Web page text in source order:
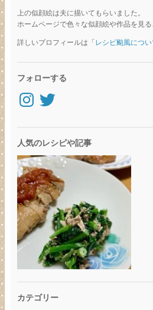
上の似顔絵は夫に描いてもらいました。
ホームページで色々な似顔絵や作品を見る
詳しいプロフィールは「レシピ颱風につい
フォローする
Instagram
Twitter
人気のレシピや記事
カテゴリー